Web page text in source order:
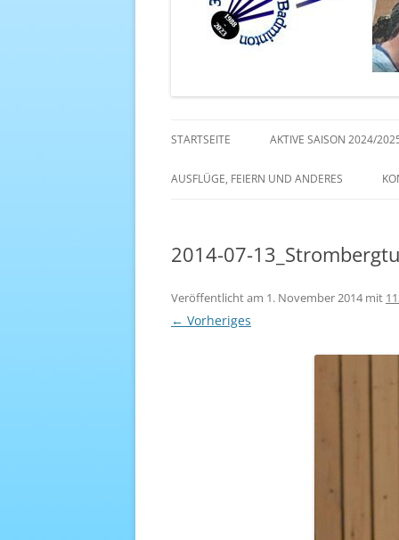
STARTSEITE AKTIVE SAISON 2024/
AKTIVE SAISON 2022/23
AUSFLÜGE, FEIERN UND ANDERES
2014-07-
Veröffentlicht am 1. November 2014mit
← Vorheriges